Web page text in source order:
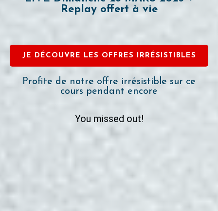
Replay offert à vie
JE DÉCOUVRE LES OFFRES IRRÉSISTIBLES
Profite de notre offre irrésistible sur ce
cours pendant encore
You missed out!